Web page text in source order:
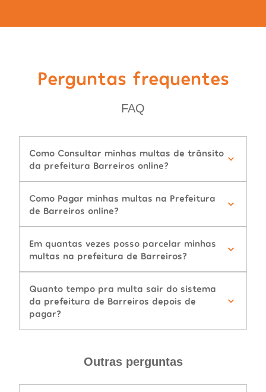
Perguntas frequentes
FAQ
Como Consultar minhas multas de trânsito
da prefeitura Barreiros online?
Como Pagar minhas multas na Prefeitura
de Barreiros online?
Em quantas vezes posso parcelar minhas
multas na prefeitura de Barreiros?
Quanto tempo pra multa sair do sistema
da prefeitura de Barreiros depois de
pagar?
Outras perguntas